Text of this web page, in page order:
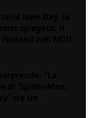
New Day, la
spiegata: il
"La
di 'Spider-Man: